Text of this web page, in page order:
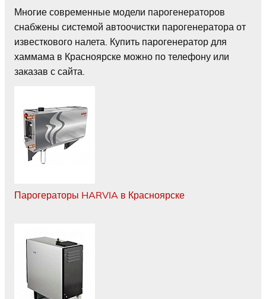
Многие современные модели парогенераторов
снабжены системой автоочистки парогенератора от
известкового налета. Купить парогенератор для
хаммама в Красноярске можно по телефону или
заказав с сайта.
Парогераторы HARVIA в Красноярске